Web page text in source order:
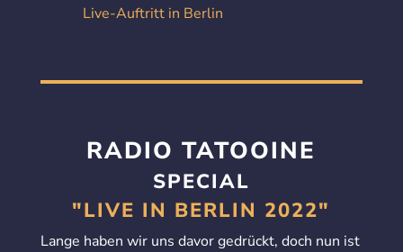
Live-Auftritt in Berlin
RADIO TATOOINE
SPECIAL
"LIVE IN BERLIN 2022"
Lange haben wir uns davor gedrückt, doch nun ist